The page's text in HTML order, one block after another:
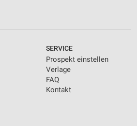
SERVICE
Prospekt einstellen
Verlage
FAQ
Kontakt